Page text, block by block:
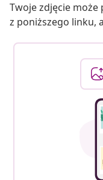
Twoje zdjęcie
z poniższego linku,